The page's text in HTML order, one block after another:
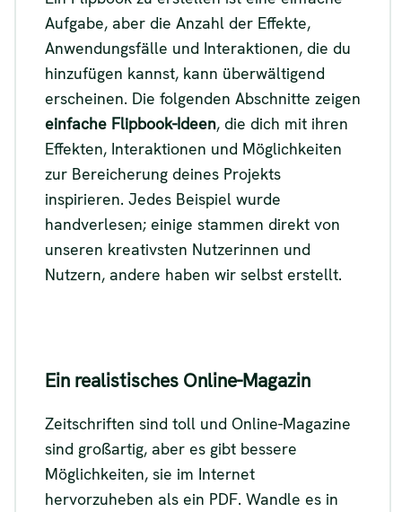
Aufgabe, aber die Anzahl der Effekte,
Anwendungsfälle und Interaktionen, die du
hinzufügen kannst, kann überwältigend
erscheinen. Die folgenden Abschnitte zeigen
einfache Flipbook-Ideen, die dich mit ihren
Effekten, Interaktionen und Möglichkeiten
zur Bereicherung deines Projekts
inspirieren. Jedes Beispiel wurde
handverlesen; einige stammen direkt von
unseren kreativsten Nutzerinnen und
Nutzern, andere haben wir selbst erstellt.
Ein realistisches Online-Magazin
Zeitschriften sind toll und Online-Magazine
sind großartig, aber es gibt bessere
Möglichkeiten, sie im Internet
hervorzuheben als ein PDF. Wandle es in